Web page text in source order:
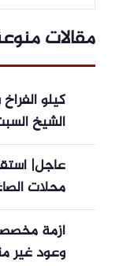
مقالات
الشيخ السبت 30 مايو
عاجل|
محلات
أزمة
وعود غير